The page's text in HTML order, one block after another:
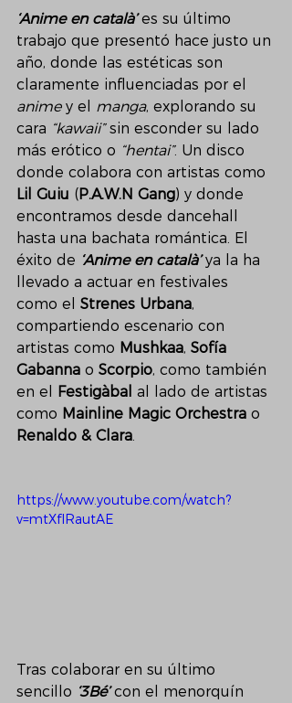
‘Anime en català’ es su último
trabajo que presentó hace justo un
año, donde las estéticas son
claramente influenciadas por el
anime y el manga, explorando su
cara “kawaii” sin esconder su lado
más erótico o “hentai”. Un disco
donde colabora con artistas como
Lil Guiu (P.A.W.N Gang) y donde
encontramos desde dancehall
hasta una bachata romántica. El
éxito de ‘Anime en català’ ya la ha
llevado a actuar en festivales
como el Strenes Urbana,
compartiendo escenario con
artistas como Mushkaa, Sofía
Gabanna o Scorpio, como también
en el
Festigàbal al lado de artistas
como Mainline Magic Orchestra o
Renaldo & Clara.
https://www.youtube.com/watch?
v=mtXflRautAE
Tras colaborar en su último
sencillo ‘3Bé’ con el menorquín